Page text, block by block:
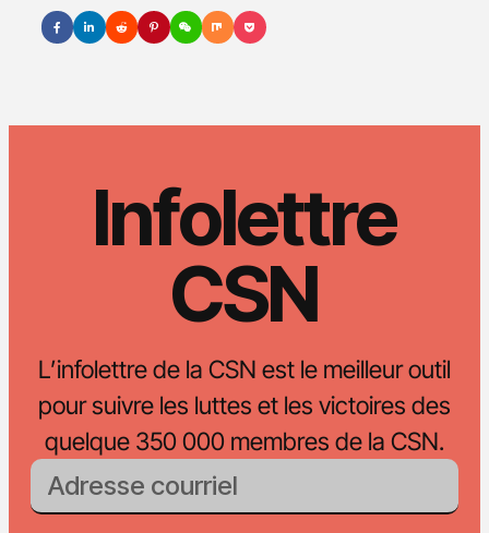
Infolettre
CSN
L’infolettre de la CSN est le meilleur outil
pour suivre les luttes et les victoires des
quelque 350 000 membres de la CSN.